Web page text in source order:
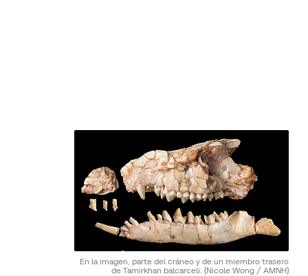
En la imagen, parte del cráneo y de un miembro trasero
de Tamirkhan balcarceli. (Nicole Wong / AMNH)